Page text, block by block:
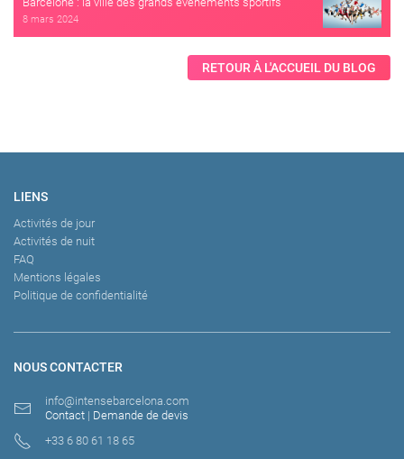
8 mars 2024
RETOUR À L'ACCUEIL DU BLOG
NOUS CONTACTER
info@intensebarcelona.com
Contact | Demande de devis
+33 6 80 61 18 65
LIENS
Activités de jour
Activités de nuit
FAQ
Mentions légales
Politique de confidentialité